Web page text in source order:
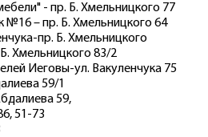
- пр. Б. Хмельницкого 77
№16 – пр. Б. Хмельницкого 64
пр. Б. Хмельницкого
Хмельницкого 83/2
Иеговы-ул. Вакуленчука 75
59/1
59,
51-73